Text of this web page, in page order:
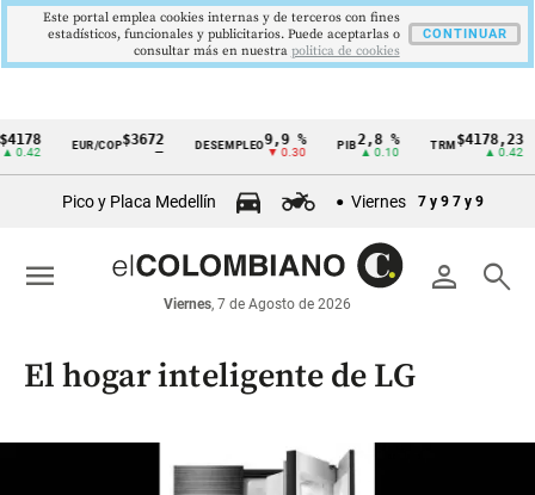
Cintillo
económicos
Colombia
EUR/COP $3672
—
DESEMPLEO 9,9 %
▼ 0.30
PIB2,8 %
▲ 0.10
TRM $4178,23
▲ 0.42
IPC
▼
Pico y Placa Medellín Viernes 7 y 9 7 y 9
person search
Viernes, 7 de Agosto de 2026
menu
El hogar inteligente de LG
Este portal emplea cookies internas y de terceros con fines
estadísticos, funcionales y publicitarios. Puede aceptarlas o
consultar más en nuestra politica de cookies
CONTINUAR